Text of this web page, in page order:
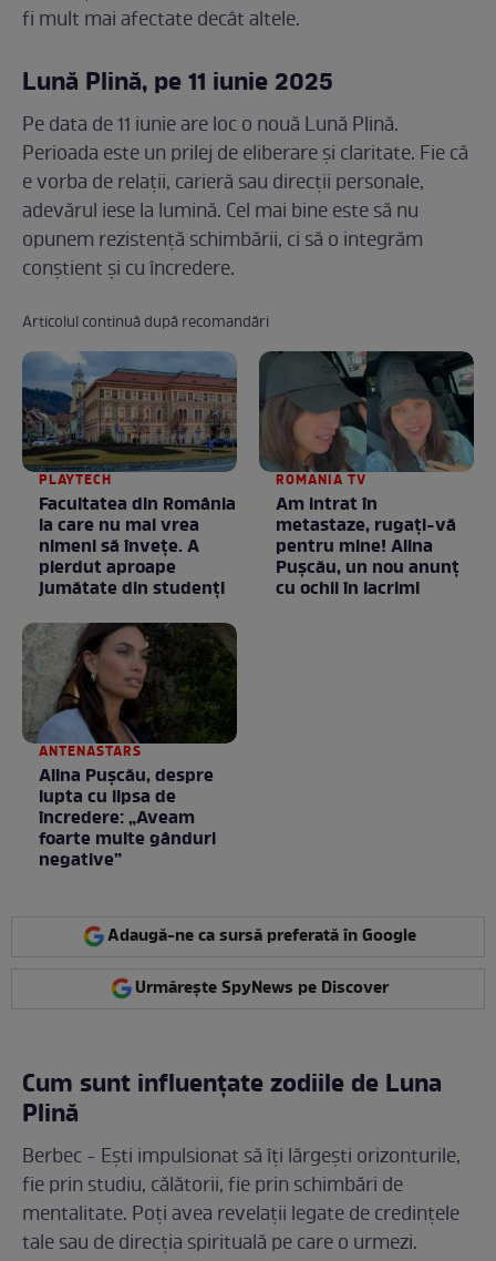
fi mult mai afectate decât altele.
Lună Plină, pe 11 iunie 2025
Pe data de 11 iunie are loc o nouă Lună Plină.
Perioada este un prilej de eliberare și claritate. Fie că
e vorba de relații, carieră sau direcții personale,
adevărul iese la lumină. Cel mai bine este să nu
opunem rezistență schimbării, ci să o integrăm
conștient și cu încredere.
Articolul continuă după recomandări
PLAYTECH
Facultatea din România
la care nu mai vrea
nimeni să înveţe. A
pierdut aproape
jumătate din studenţi
ROMANIA TV
Am intrat în
metastaze, rugaţi-vă
pentru mine! Alina
Puşcău, un nou anunţ
cu ochii în lacrimi
ANTENASTARS
Alina Pușcău, despre
lupta cu lipsa de
încredere: „Aveam
foarte multe gânduri
negative”
Adaugă-ne ca sursă preferată în Google
Urmărește SpyNews pe Discover
Cum sunt influențate zodiile de Luna
Plină
Berbec - Ești impulsionat să îți lărgești orizonturile,
fie prin studiu, călătorii, fie prin schimbări de
mentalitate. Poți avea revelații legate de credințele
tale sau de direcția spirituală pe care o urmezi.